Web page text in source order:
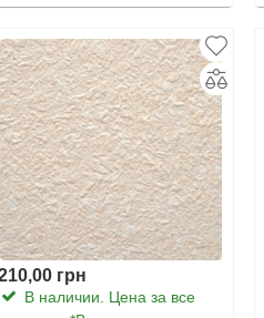
грн
В наличии. Цена за все